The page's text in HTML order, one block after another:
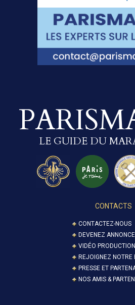
LE GUIDE DU
CONTACTS
CONTACTEZ-NOUS
DEVENEZ
VIDÉO PRODUCTION
REJOIGNEZ NOTRE
PRESSE ET
NOS AMIS &